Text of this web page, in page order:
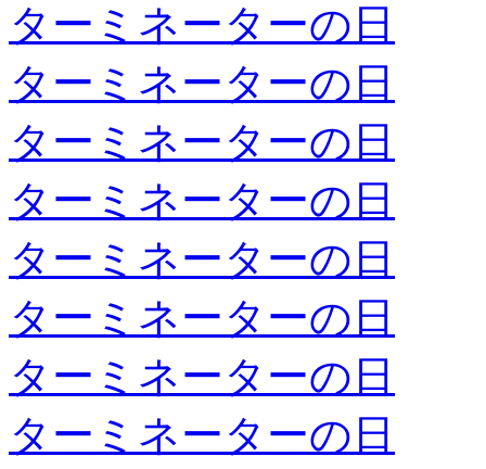
ターミネーターの日
ターミネーターの日
ターミネーターの日
ターミネーターの日
ターミネーターの日
ターミネーターの日
ターミネーターの日
ターミネーターの日